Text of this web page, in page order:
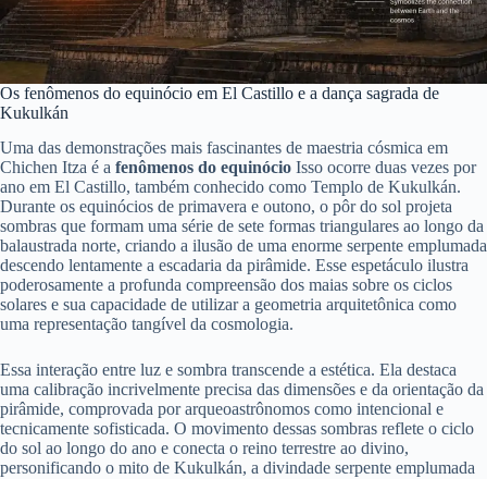
Os fenômenos do equinócio em El Castillo e a dança sagrada de
Kukulkán
Uma das demonstrações mais fascinantes de maestria cósmica em
Chichen Itza é a fenômenos do equinócio Isso ocorre duas vezes por
ano em El Castillo, também conhecido como Templo de Kukulkán.
Durante os equinócios de primavera e outono, o pôr do sol projeta
sombras que formam uma série de sete formas triangulares ao longo da
balaustrada norte, criando a ilusão de uma enorme serpente emplumada
descendo lentamente a escadaria da pirâmide. Esse espetáculo ilustra
poderosamente a profunda compreensão dos maias sobre os ciclos
solares e sua capacidade de utilizar a geometria arquitetônica como
uma representação tangível da cosmologia.
Essa interação entre luz e sombra transcende a estética. Ela destaca
uma calibração incrivelmente precisa das dimensões e da orientação da
pirâmide, comprovada por arqueoastrônomos como intencional e
tecnicamente sofisticada. O movimento dessas sombras reflete o ciclo
do sol ao longo do ano e conecta o reino terrestre ao divino,
personificando o mito de Kukulkán, a divindade serpente emplumada